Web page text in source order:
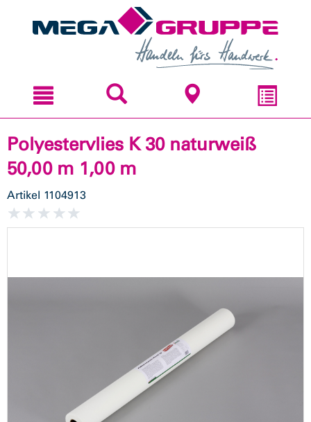
Polyestervlies K 30 naturweiß
50,00 m 1,00 m
Artikel 1104913